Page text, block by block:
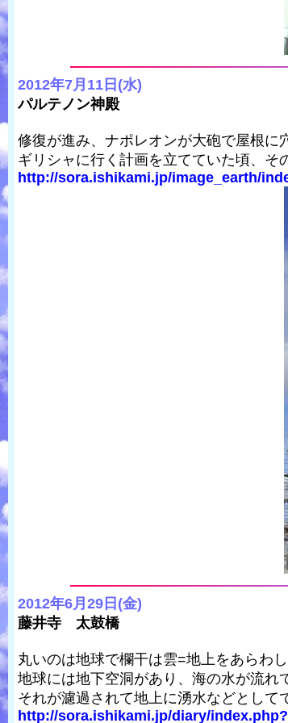
2012年7月11日(水)
パルテノン神殿
修復が進み、ナポレオンが大砲で屋根に
ギリシャに行く計画を立てていた頃、そ
http://sora.ishikami.jp/image_earth/
2012年6月29日(金)
藤井寺 太鼓橋
丸いのは地球で欄干は雲=地上をあらわし
地球には地下空洞があり、海の水が流れ
それが濾過されて地上に湧水などとして
http://sora.ishikami.jp/diary/